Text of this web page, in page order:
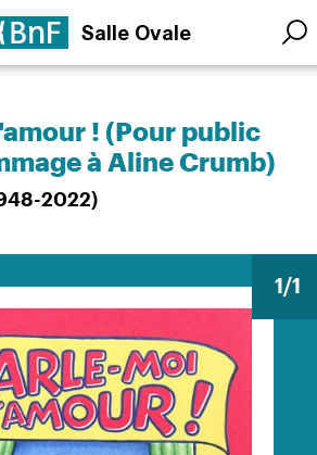
Salle Ovale
1/1
! (Pour public
à Aline Crumb)
2022)
cookies